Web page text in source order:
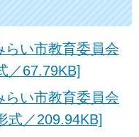
らい市教育委員会
／67.79KB]
らい市教育委員会
式／209.94KB]